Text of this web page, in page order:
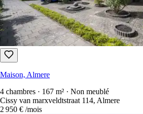
Maison, Almere
4 chambres · 167 m² · Non meublé
Cissy van marxveldtstraat 114, Almere
2 950 € /mois